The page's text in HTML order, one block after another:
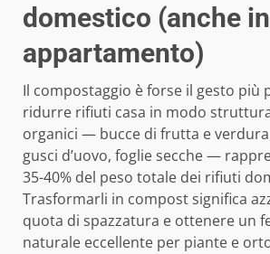
domestico (anche in
appartamento)
Il compostaggio è forse il gesto più
ridurre rifiuti casa in modo
organici — bucce di frutta e
gusci d’uovo, foglie secche —
35-40% del peso totale dei rifiuti
Trasformarli in compost significa
quota di spazzatura e ottenere un
naturale eccellente per piante e